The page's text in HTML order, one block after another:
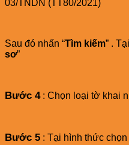
03/TNDN (TT80/2021)
Sau đó nhấn “Tìm kiếm” .
sơ”
Bước 4: Chọn loại tờ khai
Bước 5 : Tại hình thức